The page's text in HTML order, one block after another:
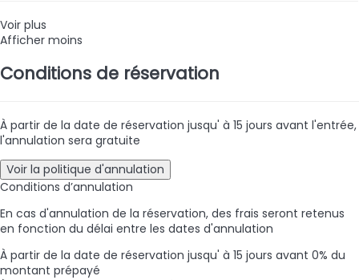
Voir plus
Afficher moins
Conditions de réservation
À partir de la date de réservation jusqu' à 15 jours avant l'entrée,
l'annulation sera gratuite
Voir la politique d'annulation
Conditions d’annulation
En cas d'annulation de la réservation, des frais seront retenus
en fonction du délai entre les dates d'annulation
À partir de la date de réservation jusqu' à 15 jours avant 0% du
montant prépayé